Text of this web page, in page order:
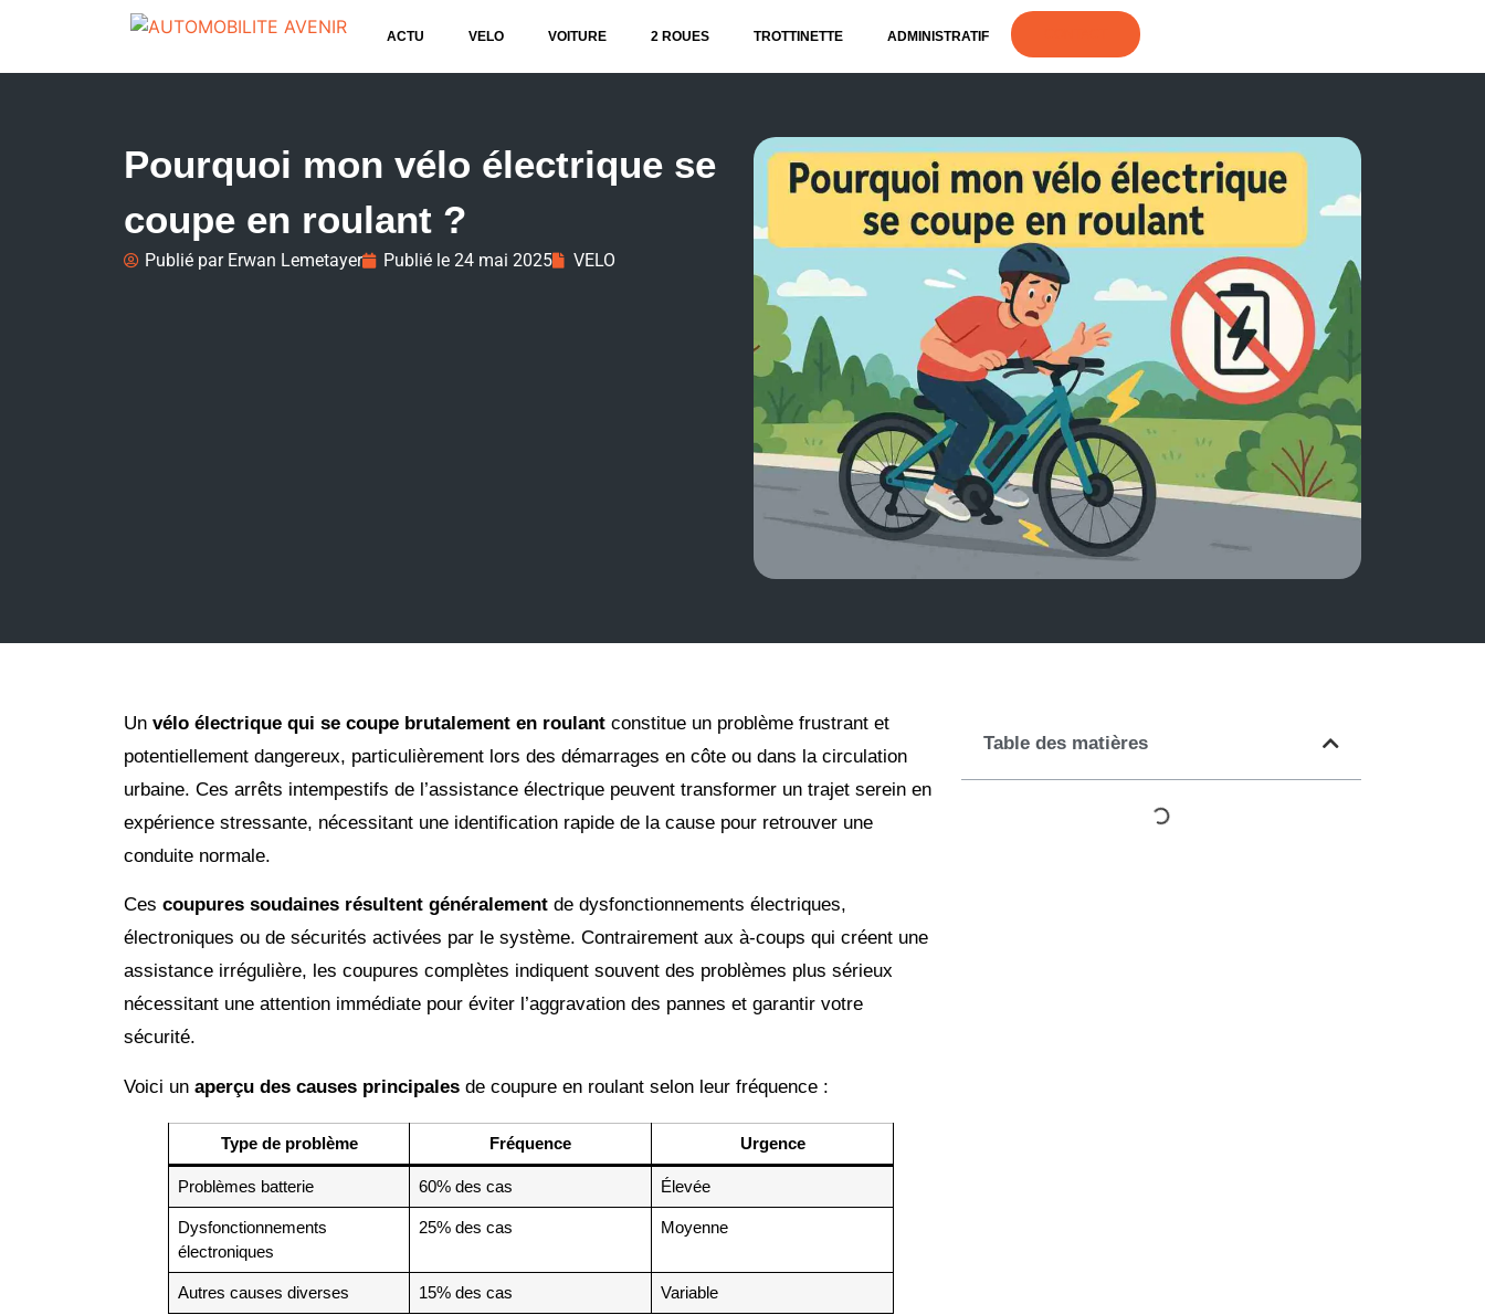
ACTU VELO VOITURE 2 ROUES TROTTINETTE ADMINISTRATIF
Pourquoi mon vélo électrique se
coupe en roulant ?
Publié parErwan Lemetayer Publié le 24 mai 2025 VELO
Un vélo électrique qui se coupe brutalement en roulant constitue un problème frustrant et
potentiellement dangereux, particulièrement lors des démarrages en côte ou dans la circulation
urbaine. Ces arrêts intempestifs de l’assistance électrique peuvent transformer un trajet serein en
expérience stressante, nécessitant une identification rapide de la cause pour retrouver une
conduite normale.
Ces coupures soudaines résultent généralement de dysfonctionnements électriques,
électroniques ou de sécurités activées par le système. Contrairement aux à-coups qui créent une
assistance irrégulière, les coupures complètes indiquent souvent des problèmes plus sérieux
nécessitant une attention immédiate pour éviter l’aggravation des pannes et garantir votre
sécurité.
Voici un aperçu des causes principales de coupure en roulant selon leur fréquence :
Type de problème Fréquence Urgence
Problèmes batterie 60% des cas Élevée
Dysfonctionnements
électroniques
25% des cas Moyenne
Autres causes diverses 15% des cas Variable
Table des matières